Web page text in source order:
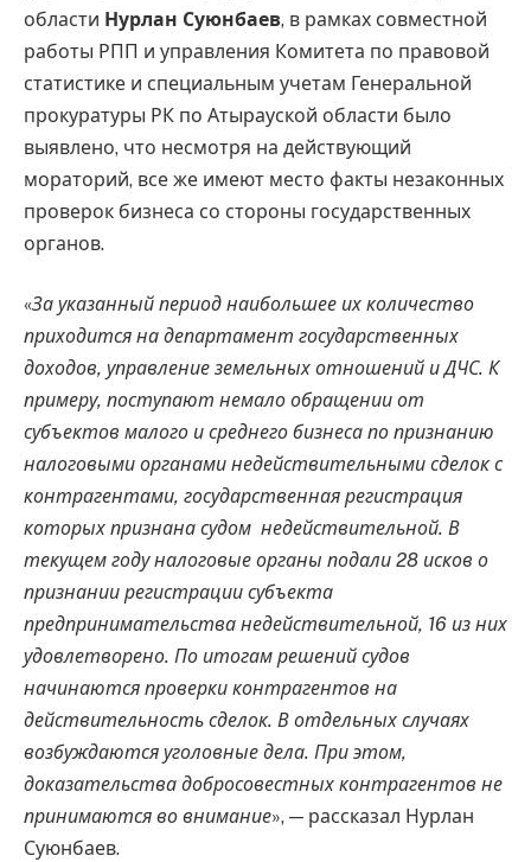
области Нурлан Суюнбаев, в рамках совместной
работы РПП и управления Комитета по правовой
статистике и специальным учетам Генеральной
прокуратуры РК по Атырауской области было
выявлено, что несмотря на действующий
мораторий, все же имеют место факты незаконных
проверок бизнеса со стороны государственных
органов.
«За указанный период наибольшее их количество
приходится на департамент государственных
доходов, управление земельных отношений и ДЧС. К
примеру, поступают немало обращении от
субъектов малого и среднего бизнеса по признанию
налоговыми органами недействительными сделок с
контрагентами, государственная регистрация
которых признана судом недействительной. В
текущем году налоговые органы подали 28 исков о
признании регистрации субъекта
предпринимательства недействительной, 16 из них
удовлетворено. По итогам решений судов
начинаются проверки контрагентов на
действительность сделок. В отдельных случаях
возбуждаются уголовные дела. При этом,
доказательства добросовестных контрагентов не
принимаются во внимание», — рассказал Нурлан
Суюнбаев.